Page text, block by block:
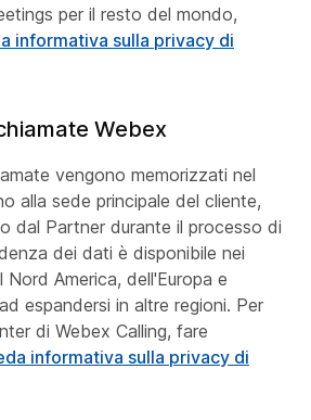
per il resto del mondo,
informativa sulla privacy di
Webex
vengono memorizzati nel
alla sede principale del cliente,
dal Partner durante il processo di
dei dati è disponibile nei
Nord America, dell'Europa e
espandersi in altre regioni. Per
di Webex Calling, fare
informativa sulla privacy di